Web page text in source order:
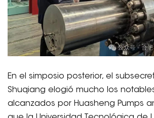
En el simposio posterior, el
Shuqiang elogió mucho los
alcanzados por Huasheng Pumps